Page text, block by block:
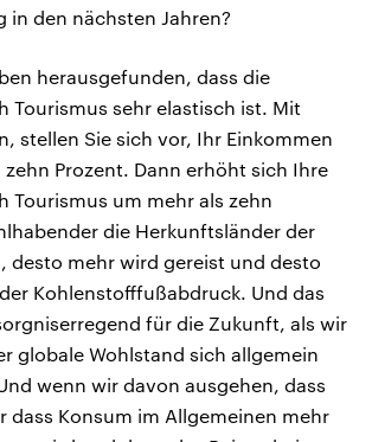
in den nächsten Jahren?
herausgefunden, dass die
Tourismus sehr elastisch ist. Mit
stellen Sie sich vor, Ihr Einkommen
Prozent. Dann erhöht sich Ihre
Tourismus um mehr als zehn
die Herkunftsländer der
desto mehr wird gereist und desto
Kohlenstofffußabdruck. Und das
für die Zukunft, als wir
globale Wohlstand sich allgemein
wenn wir davon ausgehen, dass
dass Konsum im Allgemeinen mehr